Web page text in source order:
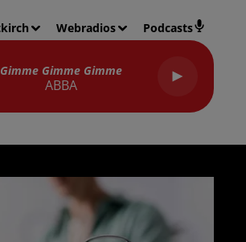
Webradios Podcasts
Gimme Gimme Gimme
ABBA